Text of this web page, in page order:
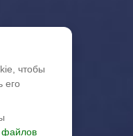
чтобы
его
файлов